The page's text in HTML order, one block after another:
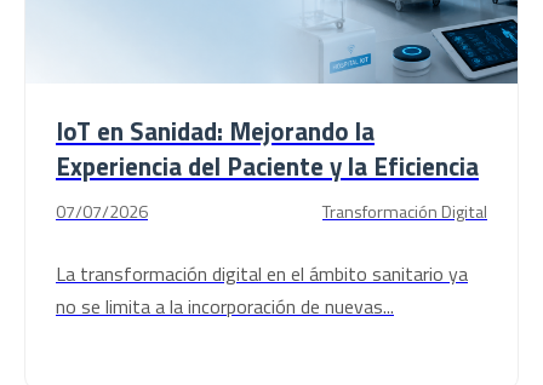
IoT en Sanidad: Mejorando la
Experiencia del Paciente y la Eficiencia
07/07/2026 Transformación Digital
La transformación digital en el ámbito sanitario ya
no se limita a la incorporación de nuevas...